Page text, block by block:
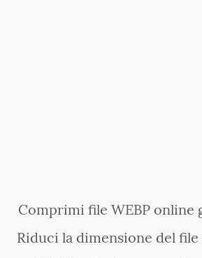
Comprimi file WEBP online
Riduci la dimensione del